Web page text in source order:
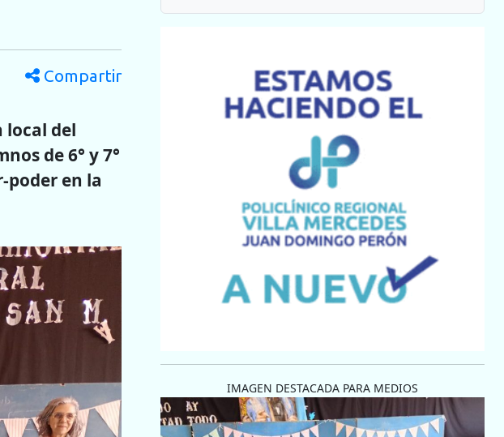
Compartir
local del
de 6° y 7°
poder en la
IMAGEN DESTACADA PARA MEDIOS